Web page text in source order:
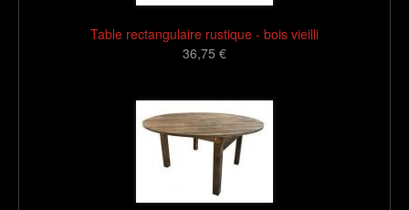
Table rectangulaire rustique - bois vieilli
36,75 €